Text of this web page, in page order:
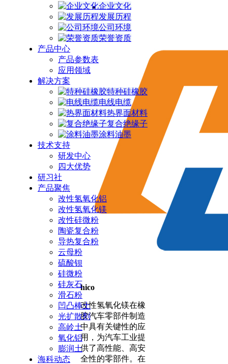
企业文化
发展历程
公司环境
荣誉资质
产品中心
产品参数表
应用领域
解决方案
特种硅橡胶
电线电缆
热界面材料
复合绝缘子
涂料油墨
技术支持
研发中心
四大优势
研习社
产品聚焦
改性氢氧化铝
改性氢氧化镁
改性硅微粉
陶瓷复合粉
导热复合粉
云母粉
硫酸钡
硅微粉
硅灰石
滑石粉
凹凸棒土
光扩散剂
高岭土
氧化铝
膨润土
海科动态
hico
改性氢氧化镁在橡
胶汽车零部件制造
中具有关键性的应
用，为汽车工业提
供了高性能、高安
全性的零部件。在